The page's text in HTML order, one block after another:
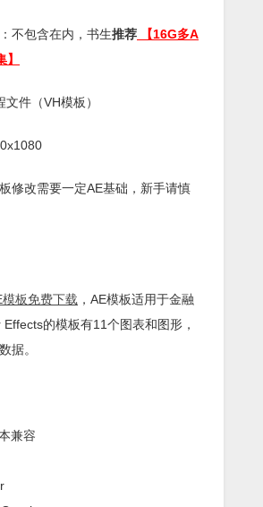
不包含在内，书生推荐 【16G多A
文件（VH模板）
修改需要一定AE基础，新手请慎
模板免费下载 ，AE模板适用于金融
的模板有11个图表和图形，
据。
兼容